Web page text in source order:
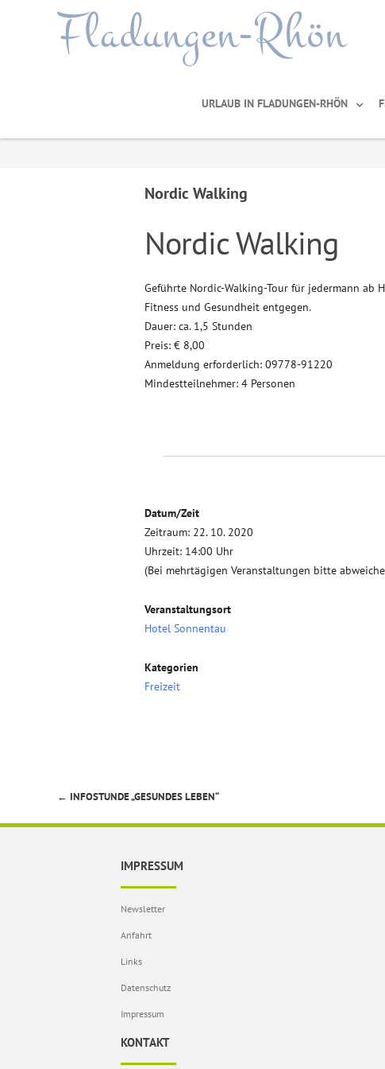
Fladungen-Rhön
URLAUB IN FLADUNGEN-RHÖN
Nordic Walking
Nordic Walking
Geführte Nordic-Walking-Tour für jedermann ab
Fitness und Gesundheit entgegen.
Dauer: ca. 1,5 Stunden
Preis: € 8,00
Anmeldung erforderlich: 09778-91220
Mindestteilnehmer: 4 Personen
Datum/Zeit
Zeitraum: 22. 10. 2020
Uhrzeit: 14:00 Uhr
(Bei mehrtägigen Veranstaltungen bitte
Veranstaltungsort
Hotel Sonnentau
Kategorien
Freizeit
Beitragsnavigation
← INFOSTUNDE „GESUNDES LEBEN“
IMPRESSUM
Newsletter
Anfahrt
Links
Datenschutz
Impressum
KONTAKT